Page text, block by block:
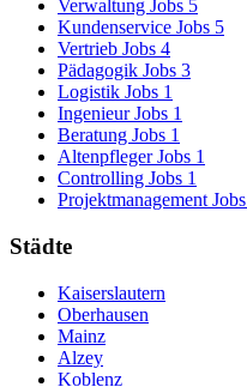
Verwaltung Jobs 5
Kundenservice Jobs 5
Vertrieb Jobs 4
Pädagogik Jobs 3
Logistik Jobs 1
Ingenieur Jobs 1
Beratung Jobs 1
Altenpfleger Jobs 1
Controlling Jobs 1
Projektmanagement Jobs
Städte
Kaiserslautern
Oberhausen
Mainz
Alzey
Koblenz